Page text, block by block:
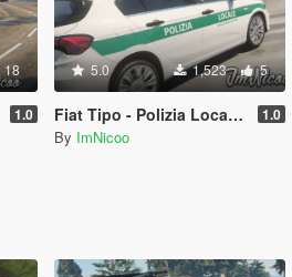
18
1.0
5.0 1,523 5
Fiat Tipo - Polizia Locale ( Paintjob | Fivem ) 1.0
By ImNicoo